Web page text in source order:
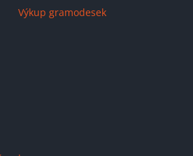
Výkup gramodesek